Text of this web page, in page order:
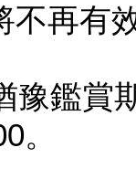
不再有
豫鑑賞
。